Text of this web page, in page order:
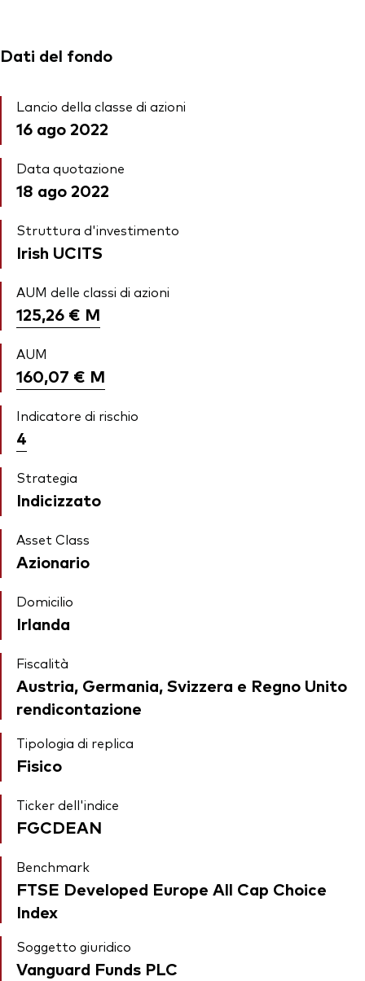
Dati del fondo
Lancio della classe di azioni
16 ago 2022
Data quotazione
18 ago 2022
Struttura d'investimento
Irish UCITS
AUM delle classi di azioni
125,26 € M
AUM
160,07 € M
Indicatore di rischio
4
Strategia
Indicizzato
Asset Class
Azionario
Domicilio
Irlanda
Fiscalità
Austria, Germania, Svizzera e Regno Unito
rendicontazione
Tipologia di replica
Fisico
Ticker dell'indice
FGCDEAN
Benchmark
FTSE Developed Europe All Cap Choice
Index
Soggetto giuridico
Vanguard Funds PLC